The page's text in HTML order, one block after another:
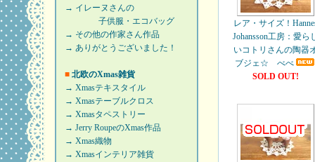
→ イレーヌさんの
子供服・エコバッグ
→ その他の作家さん作品
→ ありがとうございました！
■ 北欧のXmas雑貨
→ Xmasテキスタイル
→ Xmasテーブルクロス
→ Xmasタペストリー
→ Jerry RoupeのXmas作品
→ Xmas織物
→ Xmasインテリア雑貨
レア・サイズ！
Johansson工房：愛ら
いコトリさんの陶器
ブジェ☆ べべ
SOLD OUT!